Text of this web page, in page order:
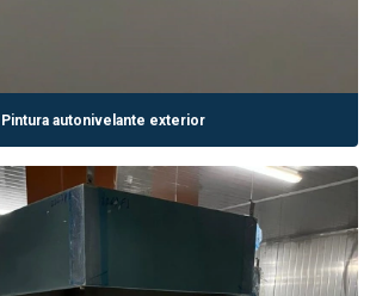
Pintura autonivelante exterior